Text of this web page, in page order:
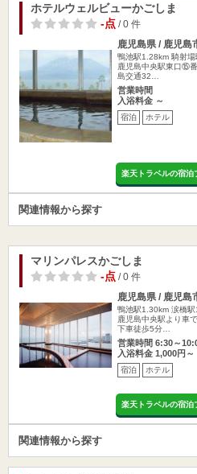
ホテルウェルビューかごしま
-点/ 0 件
鹿児島県 / 鹿児島
鴨池駅1.28km 騎射
鹿児島中央駅東口⑮
島交通32…
営業時間
入浴料金 ～
宿泊 ホテル
楽天トラベルの宿泊
関連情報から探す
マリンパレスかごしま
-点/ 0 件
鹿児島県 / 鹿児島
鴨池駅1.30km 涙橋
鹿児島中央駅より車
下車徒歩5分…
営業時間 6:30～
入浴料金 1,000円～
宿泊 ホテル
楽天トラベルの宿泊
関連情報から探す